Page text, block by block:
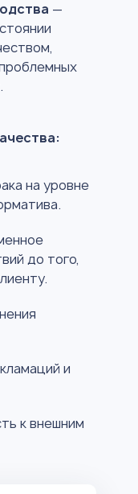
—
на уровне
до того,
и
к внешним